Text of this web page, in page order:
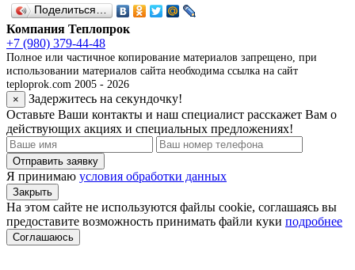
Поделиться…
Компания Теплопрок
+7 (980) 379-44-48
Полное или частичное копирование материалов запрещено, при
использовании материалов сайта необходима ссылка на сайт
teploprok.com 2005 - 2026
×
Задержитесь на секундочку!
Оставьте Ваши контакты и наш специалист расскажет Вам о
действующих акциях и специальных предложениях!
Отправить заявку
Я принимаю условия обработки данных
Закрыть
На этом сайте не используются файлы cookie, соглашаясь вы
предоставите возможность принимать файли куки подробнее
Соглашаюсь